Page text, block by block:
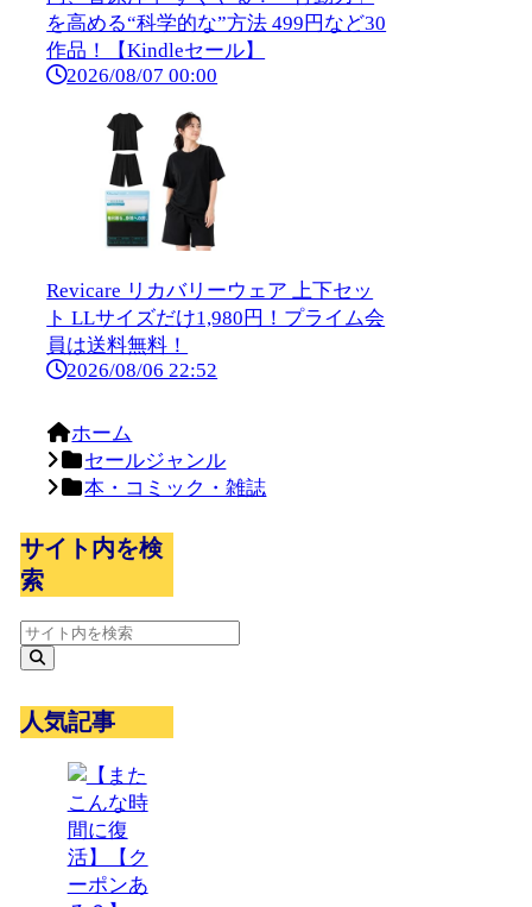
を高める“科学的な”方法 499円など30
作品！【Kindleセール】
2026/08/07 00:00
Revicare リカバリーウェア 上下セッ
ト LLサイズだけ1,980円！プライム会
員は送料無料！
2026/08/06 22:52
ホーム
セールジャンル
本・コミック・雑誌
サイト内を検
索
人気記事